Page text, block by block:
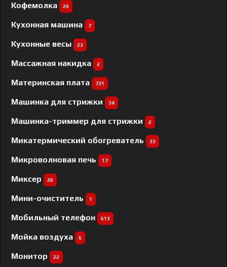
Кофемолка 20
Кухонная машина 7
Кухонные весы 23
Массажная накидка 2
Материнская плата 731
Машинка для стрижки 34
Машинка-триммер для стрижки 2
Микатермический обогреватель 33
Микроволновая печь 17
Миксер 26
Мини-очиститель 1
Мобильный телефон 613
Мойка воздуха 6
Монитор 22